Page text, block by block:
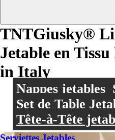
TNTGiusky®
Jetable en
in Italy
Nappes jetables
Set de Table
Tête-à-Tête
Serviettes Jetables